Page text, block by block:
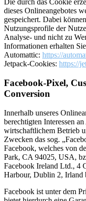
Die durch das Cookie
dieses Onlineangebotes
gespeichert. Dabei
Nutzungsprofile der
Analyse- und nicht zu
Informationen erhalten
Automattic: https://
Jetpack-Cookies: https://
Facebook-Pixel,
Conversion
Innerhalb unseres
berechtigten Interessen
wirtschaftlichem Betrieb
Zwecken das sog.
Facebook, welches von
Park, CA 94025, USA,
Facebook Ireland Ltd., 4
Harbour, Dublin 2, Irland
Facebook ist unter dem